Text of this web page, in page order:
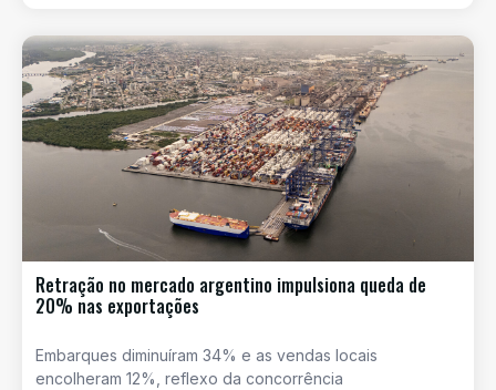
Retração no mercado argentino impulsiona queda de
20% nas exportações
Embarques diminuíram 34% e as vendas locais
encolheram 12%, reflexo da concorrência